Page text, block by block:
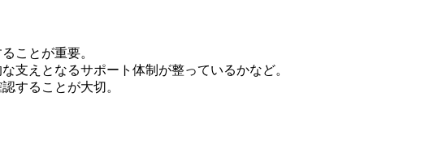
ことが重要。
支えとなるサポート体制が整っているかなど。
することが大切。